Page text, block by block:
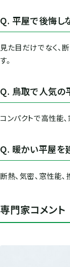
Q. 平屋で後悔し
見た目だけでなく、
す。
Q. 鳥取で人気の
コンパクトで高性能
Q. 暖かい平屋を
断熱、気密、窓性能
専門家コメント